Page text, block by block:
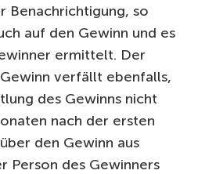
Benachrichtigung, so
auf den Gewinn und es
ermittelt. Der
verfällt ebenfalls,
des Gewinns nicht
nach der ersten
den Gewinn aus
Person des Gewinners